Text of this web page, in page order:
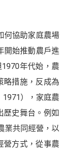
何協助家庭農場
開始推動農戶進
年代始，農
略措施，反成為
1971），家庭農
歷史舞台。例如
業共同經營，以
營方式，從事農